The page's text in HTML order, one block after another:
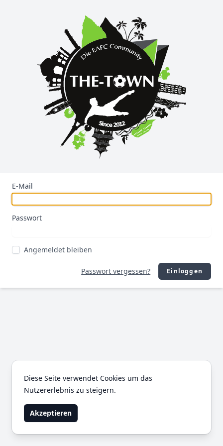
E-Mail
Passwort
Angemeldet bleiben
Passwort vergessen? Einloggen
Diese Seite verwendet Cookies um das
Nutzererlebnis zu steigern.
Akzeptieren